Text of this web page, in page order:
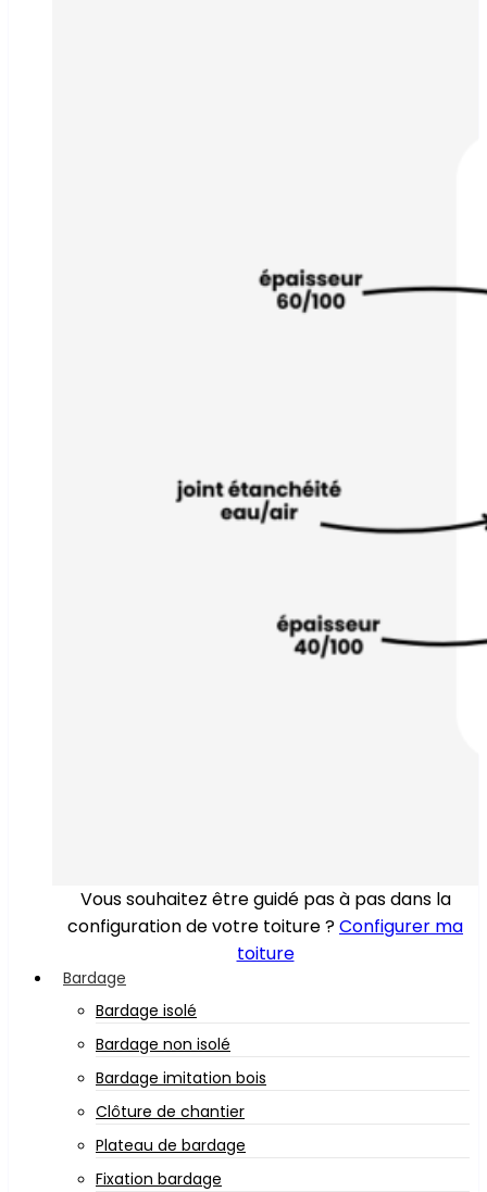
Vous souhaitez être guidé pas à pas dans la
configuration de votre toiture ?Configurer ma
toiture
Bardage
Bardage isolé
Bardage non isolé
Bardage imitation bois
Clôture de chantier
Plateau de bardage
Fixation bardage